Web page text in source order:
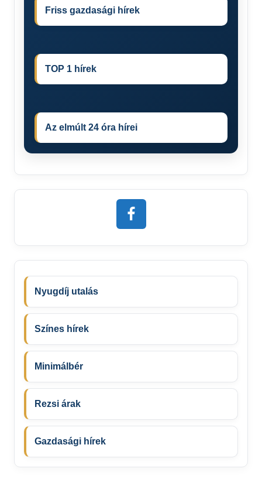
Friss gazdasági hírek
TOP 1 hírek
Az elmúlt 24 óra hírei
Nyugdíj utalás
Színes hírek
Minimálbér
Rezsi árak
Gazdasági hírek